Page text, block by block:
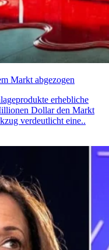
Markt abgezogen
erhebliche
Dollar den Markt
verdeutlicht eine..